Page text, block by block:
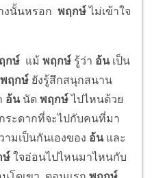
งนั้นหรอก พฤกษ์ไม่เข้าใจ
กษ์ แม้ พฤกษ์ รู้ว่า อ้นเป็น
ฤกษ์ ยังรู้สึกสนุกสนาน
อ้นนัด พฤกษ์ไปไหนด้วย
ระดากที่จะไปกับคนที่มา
มเป็นกันเองของ อ้นและ
ษ์ ใจอ่อนไปไหนมาไหนกับ